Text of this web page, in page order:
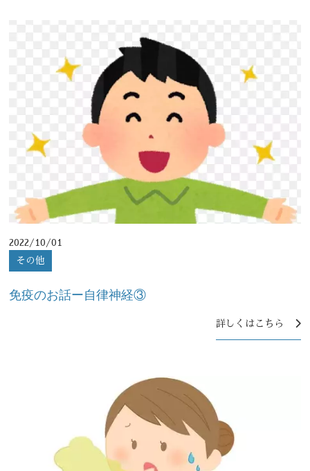
2022/10/01
その他
免疫のお話ー自律神経③
詳しくはこちら